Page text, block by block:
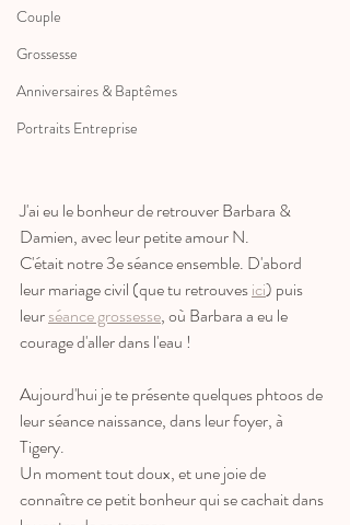
Couple
Grossesse
Anniversaires & Baptêmes
Portraits Entreprise
J'ai eu le bonheur de retrouver Barbara &
Damien, avec leur petite amour N.
C'était notre 3e séance ensemble. D'abord
leur mariage civil (que tu retrouves ici) puis
leur séance grossesse, où Barbara a eu le
courage d'aller dans l'eau !
Aujourd'hui je te présente quelques phtoos de
leur séance naissance, dans leur foyer, à
Tigery.
Un moment tout doux, et une joie de
connaître ce petit bonheur qui se cachait dans